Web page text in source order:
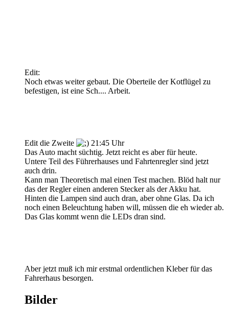
Edit:
Noch etwas weiter gebaut. Die Oberteile der Kotflügel zu
befestigen, ist eine Sch.... Arbeit.
Edit die Zweite
21:45 Uhr
Das Auto macht süchtig. Jetzt reicht es aber für heute.
Untere Teil des Führerhauses und Fahrtenregler sind jetzt
auch drin.
Kann man Theoretisch mal einen Test machen. Blöd halt nur
das der Regler einen anderen Stecker als der Akku hat.
Hinten die Lampen sind auch dran, aber ohne Glas. Da ich
noch einen Beleuchtung haben will, müssen die eh wieder ab.
Das Glas kommt wenn die LEDs dran sind.
Aber jetzt muß ich mir erstmal ordentlichen Kleber für das
Fahrerhaus besorgen.
Bilder